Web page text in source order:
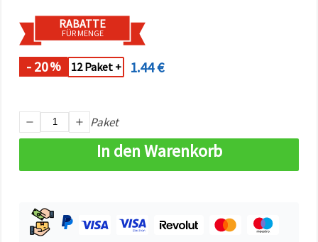
den
Einstellungen
individuell
festlegen.
Einwilligung
ändern
widerrufen.
Cookie-
Alle
akzeptieren
RABATTE
FÜR MENGE
- 20% 12 Paket + 1.44 €
Paket
In den Warenkorb